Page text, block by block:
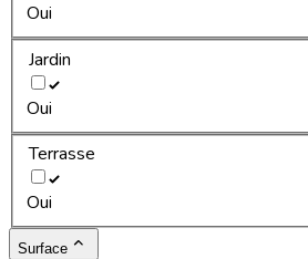
Oui
Jardin
Oui
Terrasse
Oui
Surface